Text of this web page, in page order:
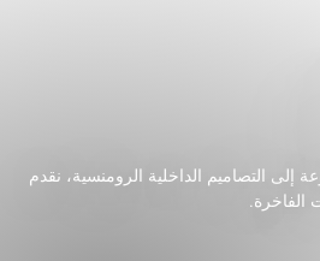
إلى التصاميم الداخلية الرومنسية، نقدم
الفاخرة.